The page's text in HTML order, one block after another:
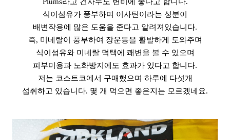
식이섬유가 풍부하며 이사틴이라는 성분이
배변작용에 많은 도움을 준다고 알려져있습니다.
즉, 미네랄이 풍부하여 장운동을 활발하게 도와주며
식이섬유와 미네랄 덕택에 쾌변을 볼 수 있으며
피부미용과 노화방지에도 효과가 있다고 합니다.
저는 코스트코에서 구매했으며 하루에 다섯개
섭취하고 있습니다. 몇 개 먹으면 좋은지는 모르겠네요.